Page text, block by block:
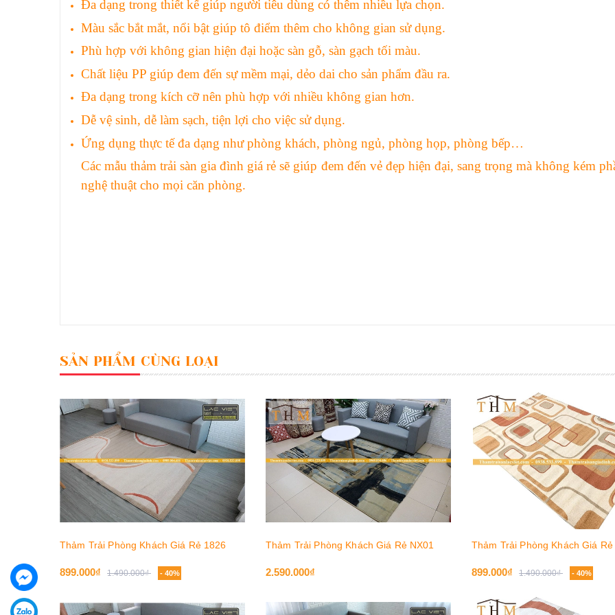
Đa dạng trong thiết kế giúp người tiêu dùng có thêm nhiều lựa chọn.
Màu sắc bắt mắt, nổi bật giúp tô điểm thêm cho không gian sử dụng.
Phù hợp với không gian hiện đại hoặc sàn gỗ, sàn gạch tối màu.
Chất liệu PP giúp đem đến sự mềm mại, dẻo dai cho sản phẩm đầu ra.
Đa dạng trong kích cỡ nên phù hợp với nhiều không gian hơn.
Dễ vệ sinh, dễ làm sạch, tiện lợi cho việc sử dụng.
Ứng dụng thực tế đa dạng như phòng khách, phòng ngủ, phòng họp, phòng bếp…
Các mẫu thảm trải sàn gia đình giá rẻ sẽ giúp đem đến vẻ đẹp hiện đại, sang trọng mà không kém
nghệ thuật cho mọi căn phòng.
SẢN PHẨM CÙNG LOẠI
Thảm Trải Phòng Khách Giá Rẻ 1826
899.000₫ 1.490.000₫ - 40%
Thảm Trải Phòng Khách Giá Rẻ NX01
2.590.000₫
Thảm Trải Phòng Khách Giá
899.000₫ 1.490.000₫ - 40%